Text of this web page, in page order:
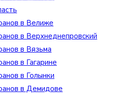
в Велиже
в Верхнеднепровский
в Вязьма
в Гагарине
в Голынки
в Демидове